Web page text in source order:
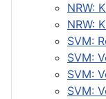
NRW:
NRW:
SVM:
SVM:
SVM:
SVM: